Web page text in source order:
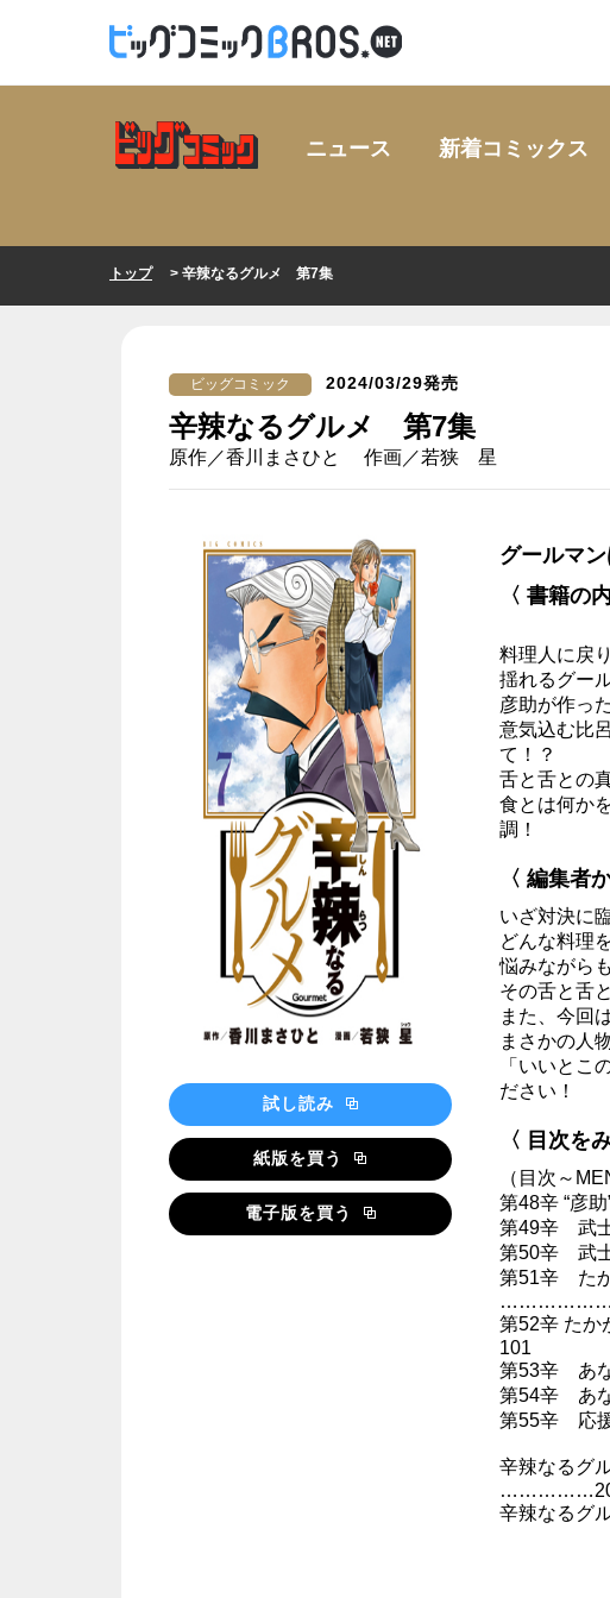
ニュース 新着コミックス
トップ> 辛辣なるグルメ 第7集
ビッグコミック 2024/03/29発売
辛辣なるグルメ 第7集
原作／香川まさひと 作画／若狭 星
試し読み
紙版を買う
電子版を買う
グールマ
〈 書籍の
料理人に戻
揺れるグー
彦助が作っ
意気込む比
て！？
舌と舌との
食とは何か
調！
〈 編集者
いざ対決に
どんな料理
悩みながら
その舌と舌
また、今回
まさかの人
「いいとこ
ださい！
〈 目次を
（目次～
第48辛 “
第49辛 武
第50辛 武
第51辛 たか
第52辛 た
101
第53辛 あ
第54辛 あ
第55辛 応
辛辣なるグ
辛辣なる